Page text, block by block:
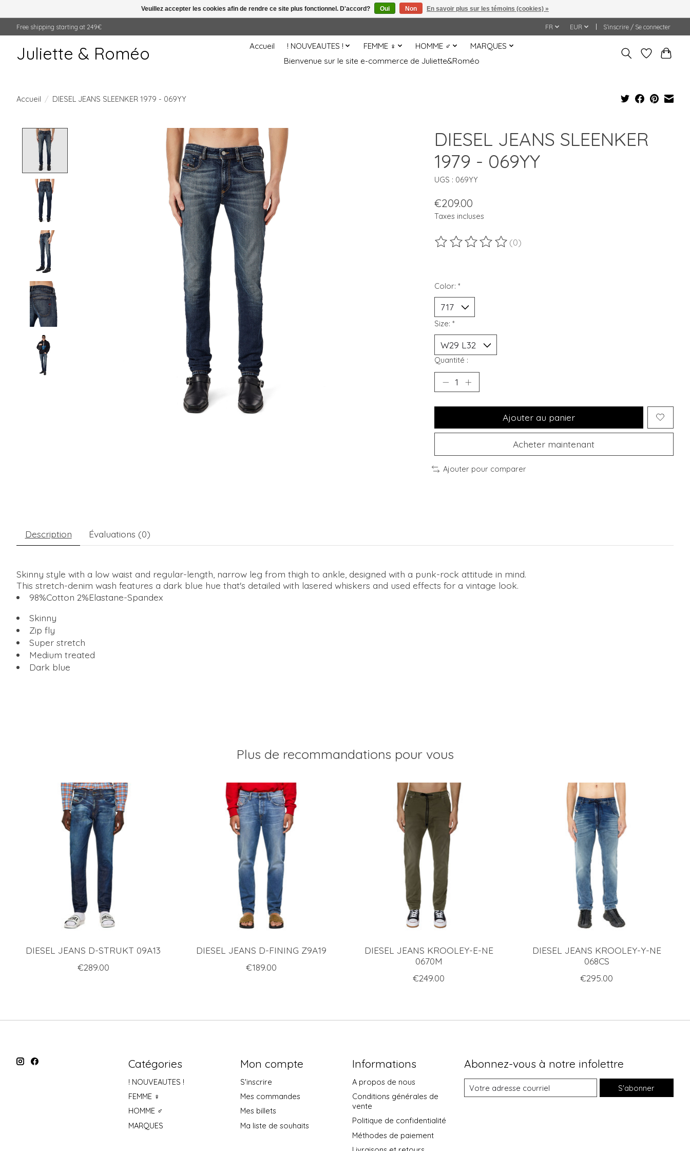
Free shipping starting at 249€ FR EUR S’inscrire / Se connecter
Juliette & Roméo Accueil ! NOUVEAUTES ! FEMME ♀ HOMME ♂
MARQUES
Bienvenue sur le site e-commerce de Juliette&Roméo
Accueil / DIESEL JEANS SLEENKER 1979 - 069YY
Product image slideshow Items
DIESEL JEANS SLEENKER
1979 - 069YY
UGS : 069YY
€209.00
Taxes incluses
Ce produit est évalué à
(0)
Color: *
Size: *
Quantité :
Ajouter au panier
Acheter maintenant
Ajouter pour comparer
Description Évaluations (0)
Skinny style with a low waist and regular-length, narrow leg from thigh to ankle, designed with a punk-rock attitude in mind.
This stretch-denim wash features a dark blue hue that's detailed with lasered whiskers and used effects for a vintage look.
98%Cotton 2%Elastane-Spandex
Skinny
Zip fly
Super stretch
Medium treated
Dark blue
Plus de recommandations pour vous
Articles du carrousel de produits
DIESEL JEANS D-STRUKT 09A13
€289.00
DIESEL JEANS D-FINING Z9A19
€189.00
DIESEL JEANS KROOLEY-E-NE
0670M
€249.00
DIESEL JEANS KROOLEY-Y-NE
068CS
€295.00
Catégories
! NOUVEAUTES !
FEMME ♀
HOMME ♂
MARQUES
Mon compte
S'inscrire
Mes commandes
Mes billets
Ma liste de souhaits
Informations
A propos de nous
Conditions générales de
vente
Politique de confidentialité
Méthodes de paiement
Abonnez-vous à notre infolettre
S'abonner
Veuillez accepter les cookies afin de rendre ce site plus fonctionnel. D'accord? Oui Non En savoir plus sur les témoins (cookies) »